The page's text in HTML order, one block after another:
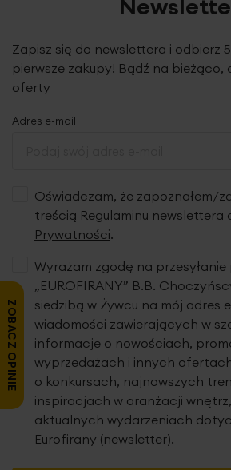
Zapisz się do newslettera i odbierz
pierwsze zakupy! Bądź na bieżąco,
oferty
Adres e-mail
Oświadczam, że zapoznałem/
treścią Regulaminu newslettera
Prywatności.
Wyrażam zgodę na przesyłanie
„EUROFIRANY” B.B.
siedzibą w Żywcu na mój adres
wiadomości zawierających w
informacje o nowościach,
wyprzedażach i innych
o konkursach, najnowszych
inspiracjach w aranżacji
aktualnych wydarzeniach
Eurofirany (newsletter).
ZOBACZ OPINIE